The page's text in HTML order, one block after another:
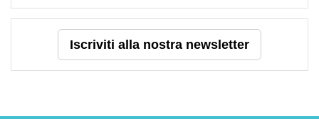
Iscriviti alla nostra newsletter